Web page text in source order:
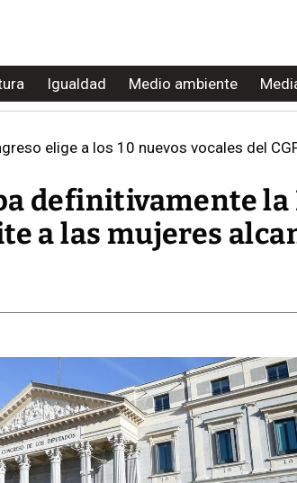
Igualdad Medio ambiente
elige a los 10 nuevos vocales del
definitivamente la
a las mujeres